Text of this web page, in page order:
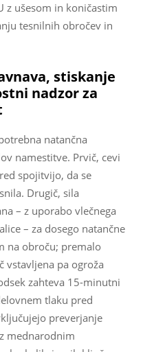
z ušesom in koničastim
tesnilnih obročev in
stiskanje
nadzor za
natančna
namestitve. Prvič, cevi
spojitvijo, da se
Drugič, sila
– z uporabo vlečnega
– za dosego natančne
na obroču; premalo
vstavljena pa ogroža
zahteva 15-minutni
tlaku pred
preverjanje
mednarodnim